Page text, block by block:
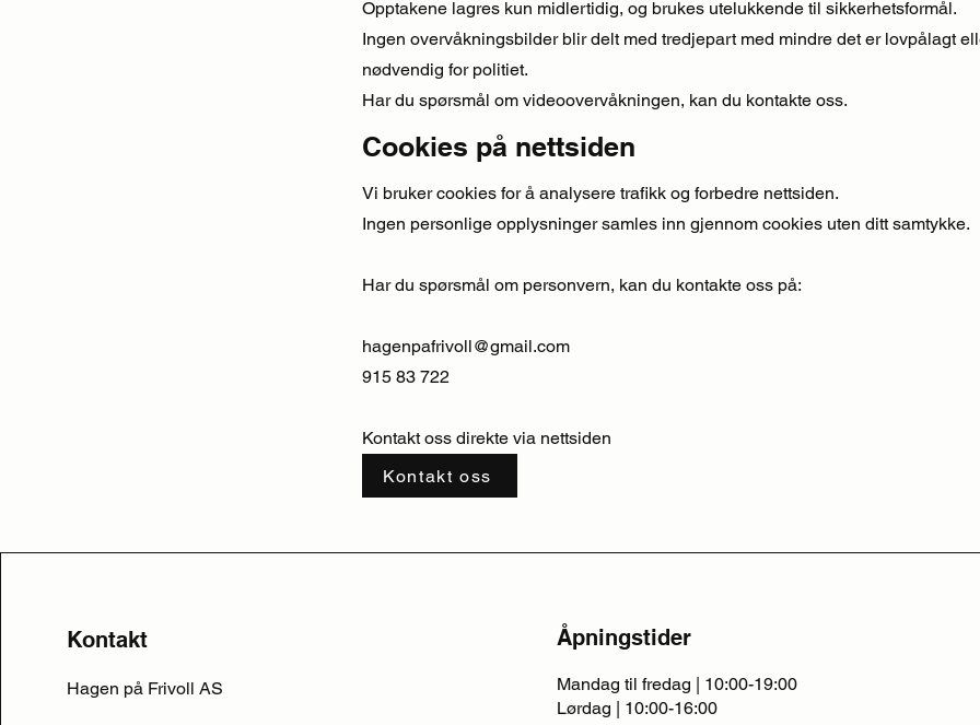
Opptakene lagres kun midlertidig, og brukes utelukkende til sikkerhetsformål.
Ingen overvåkningsbilder blir delt med tredjepart med mindre det er lovpålagt
nødvendig for politiet.
Har du spørsmål om videoovervåkningen, kan du kontakte oss.
Cookies på nettsiden
Vi bruker cookies for å analysere trafikk og forbedre nettsiden.
Ingen personlige opplysninger samles inn gjennom cookies uten ditt samtykke.
Har du spørsmål om personvern, kan du kontakte oss på:
hagenpafrivoll@gmail.com
915 83 722
Kontakt oss direkte via nettsiden
Kontakt oss
Kontakt
Hagen på Frivoll AS
Åpningstider
Mandag til fredag | 10:00-19:00
Lørdag | 10:00-16:00